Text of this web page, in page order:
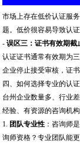
市场上存在低价认证服
题。低价很容易导致认
-误区三：证书有效期截
认证证书通常有效期为
企业停止接受审核，证
四、如何选择专业的认
台州企业数量多、行业
经验、有资源的咨询机
1. 团队专业性 ：咨询师
询师资格？专业团队能